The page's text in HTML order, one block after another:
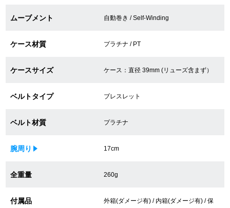
修理・メンテンナンスについて
オーバーホールについて
外装仕上げについて
電池交換について
ムーブメント 自動巻き / Self-Winding
ケース材質 プラチナ / PT
ケースサイズ ケース：直径 39mm (リューズ含まず）
ベルトタイプ ブレスレット
ベルト材質 プラチナ
腕周り 17cm
全重量 260g
付属品
外箱(ダメージ有) / 内箱(ダメージ有) / 保